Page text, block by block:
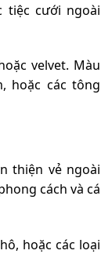
tiệc cưới ngoài
velvet. Màu
hoặc các tông
thiện vẻ ngoài
cách và cá
hoặc các loại